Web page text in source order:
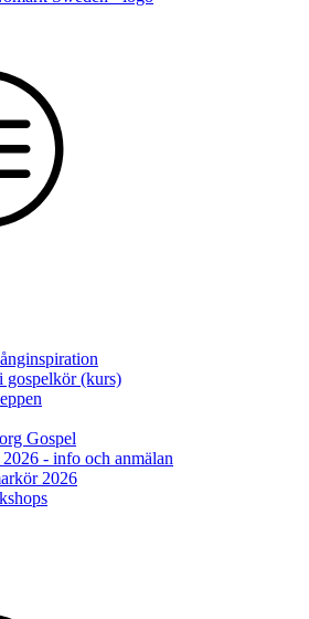
gospelkör (kurs)
Gospel
- info och anmälan
2026